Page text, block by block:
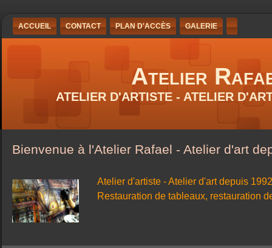
ACCUEIL CONTACT PLAN D'ACCÈS GALERIE
Atelier
ATELIER D'ARTISTE - ATELIER
Bienvenue à l'Atelier Rafael - Atelier d'art
Atelier d'artiste - Atelier d'art depuis
Restauration de tableaux, restauration